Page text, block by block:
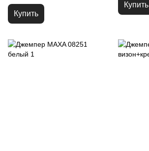
Купить
Купить